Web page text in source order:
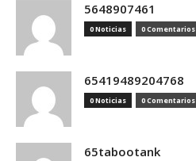
5648907461
0 Noticias 0 Comentarios
65419489204768
0 Noticias 0 Comentarios
65tabootank